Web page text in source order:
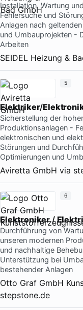
Installation, Wartung
Fehlersuche und
Anlagen nach
und Umbauprojekten -
Arbeiten
SEIDEL Heizung &
Elektriker/
Sicherstellung der
Produktionsanlagen -
elektronischen und
Störungen und
Optimierungen und
Aviretta GmbH via
5
Elektroniker/
Durchführung von
unseren modernen
und nachhaltige
Unterstützung bei
bestehender Anlagen
Otto Graf GmbH
stepstone.de
6